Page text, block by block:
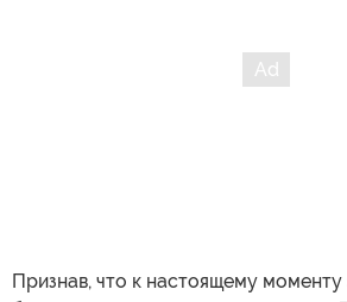
Признав, что к настоящему моменту